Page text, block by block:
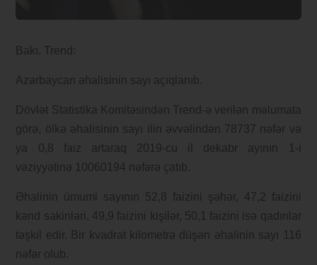
Bakı. Trend:
Azərbaycan əhalisinin sayı açıqlanıb.
Dövlət Statistika Komitəsindən Trend-ə verilən məlumata
görə, ölkə əhalisinin sayı ilin əvvəlindən 78737 nəfər və
ya 0,8 faiz artaraq 2019-cu il dekabr ayının 1-i
vəziyyətinə 10060194 nəfərə çatıb.
Əhalinin ümumi sayının 52,8 faizini şəhər, 47,2 faizini
kənd sakinləri, 49,9 faizini kişilər, 50,1 faizini isə qadınlar
təşkil edir. Bir kvadrat kilometrə düşən əhalinin sayı 116
nəfər olub.